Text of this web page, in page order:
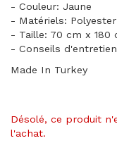
- Couleur: Jaune
- Matériels:
- Taille: 70 cm x 180
- Conseils
Made In Turkey
Désolé, ce produit
l'achat.